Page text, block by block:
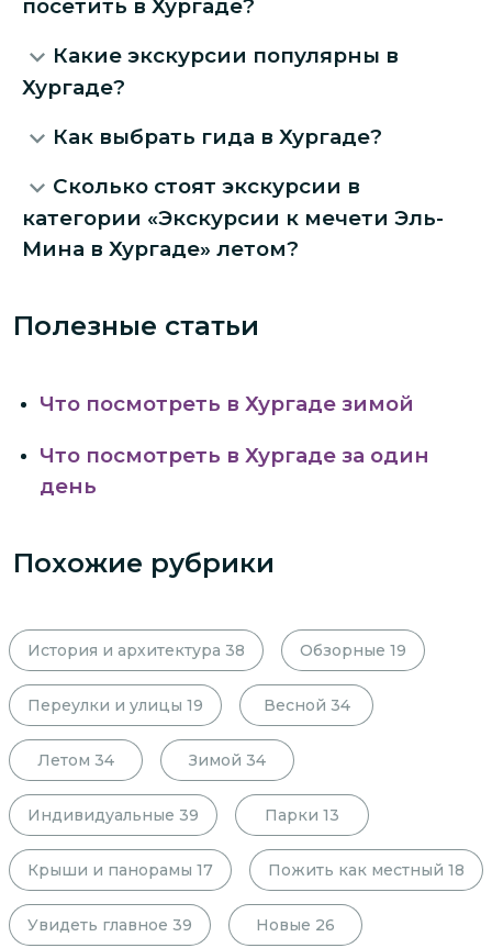
посетить в Хургаде?
Какие экскурсии популярны в
Хургаде?
Как выбрать гида в Хургаде?
Сколько стоят экскурсии в
категории «Экскурсии к мечети Эль-
Мина в Хургаде» летом?
Полезные статьи
Что посмотреть в Хургаде зимой
Что посмотреть в Хургаде за один
день
Похожие рубрики
История и архитектура 38 Обзорные 19
Переулки и улицы 19 Весной 34
Летом 34 Зимой 34
Индивидуальные 39 Парки 13
Крыши и панорамы 17 Пожить как местный 18
Увидеть главное 39 Новые 26